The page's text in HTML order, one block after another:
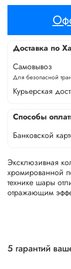
Доставка по
Самовывоз
Для безопасной
Курьерская
Способы
Банковской
Эксклюзивная
хромированной
технике шары
отражающим
5 гарантий